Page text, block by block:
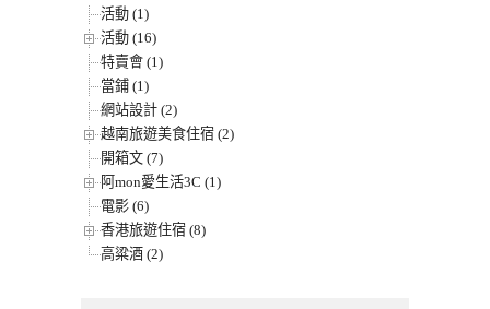
活動 (1)
活動 (16)
特賣會 (1)
當鋪 (1)
網站設計 (2)
越南旅遊美食住宿 (2)
開箱文 (7)
阿mon愛生活3C (1)
電影 (6)
香港旅遊住宿 (8)
高粱酒 (2)